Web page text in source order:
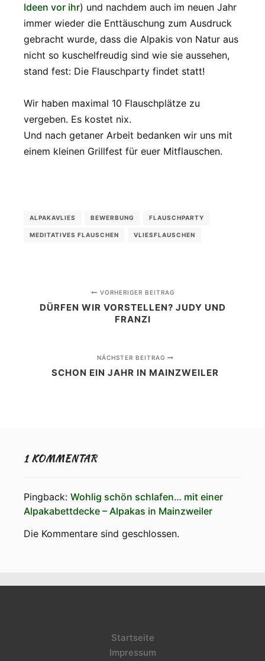
Ideen vor ihr) und nachdem auch im neuen Jahr
immer wieder die Enttäuschung zum Ausdruck
gebracht wurde, dass die Alpakis von Natur aus
nicht so kuschelfreudig sind wie sie aussehen,
stand fest: Die Flauschparty findet statt!
Wir haben maximal 10 Flauschplätze zu
vergeben. Es kostet nix.
Und nach getaner Arbeit bedanken wir uns mit
einem kleinen Grillfest für euer Mitflauschen.
ALPAKAVLIES BEWERBUNG FLAUSCHPARTY
MEDITATIVES FLAUSCHEN VLIESFLAUSCHEN
VORHERIGER BEITRAG
DÜRFEN WIR VORSTELLEN? JUDY UND
FRANZI
NÄCHSTER BEITRAG
SCHON EIN JAHR IN MAINZWEILER
1 KOMMENTAR
Pingback: Wohlig schön schlafen… mit einer
Alpakabettdecke – Alpakas in Mainzweiler
Die Kommentare sind geschlossen.
Startseite
Impressum